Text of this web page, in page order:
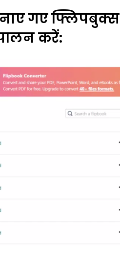
गए फ्लिपबुक्स
करें: